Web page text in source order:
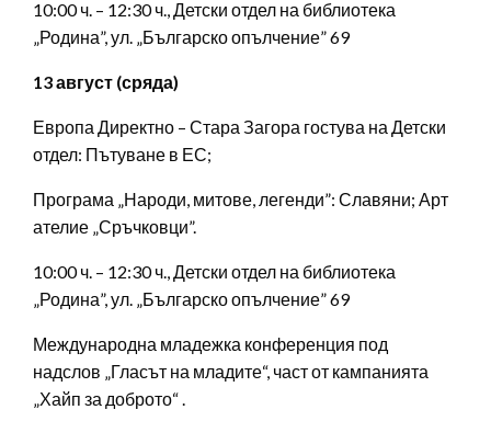
10:00 ч. – 12:30 ч., Детски отдел на библиотека
„Родина”, ул. „Българско опълчение” 69
13 август (сряда)
Европа Директно – Стара Загора гостува на Детски
отдел: Пътуване в ЕС;
Програма „Народи, митове, легенди”: Славяни; Арт
ателие „Сръчковци”.
10:00 ч. – 12:30 ч., Детски отдел на библиотека
„Родина”, ул. „Българско опълчение” 69
Международна младежка конференция под
надслов „Гласът на младите“, част от кампанията
„Хайп за доброто“ .